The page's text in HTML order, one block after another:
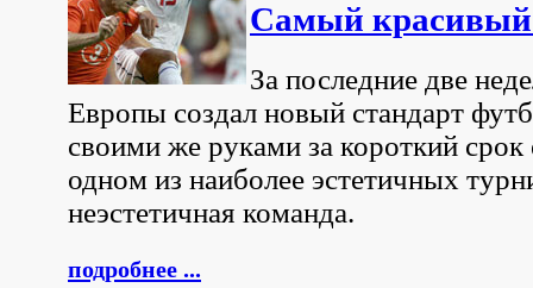
Самый красивый
За последние две
Европы создал новый стандарт
своими же руками за короткий
одном из наиболее эстетичных
неэстетичная команда.
подробнее ...